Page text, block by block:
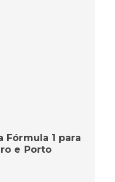
Fórmula 1 para
e Porto